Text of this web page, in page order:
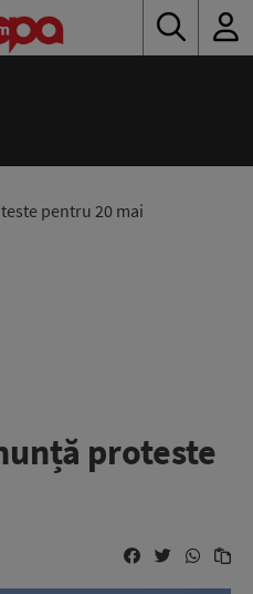
pentru 20 mai
proteste